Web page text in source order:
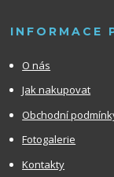
INFORMACE
O nás
Jak nakupovat
Obchodní
Fotogalerie
Kontakty